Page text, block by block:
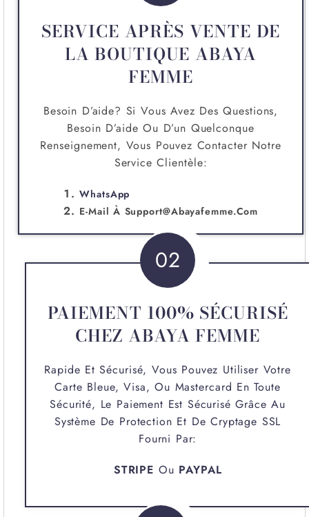
SERVICE APRÈS VENTE DE
LA BOUTIQUE ABAYA
FEMME
Besoin D’aide? Si Vous Avez Des Questions,
Besoin D’aide Ou D’un Quelconque
Renseignement, Vous Pouvez Contacter Notre
Service Clientèle:
WhatsApp
E-Mail À Support@abayafemme.com
02
PAIEMENT 100% SÉCURISÉ
CHEZ ABAYA FEMME
Rapide Et Sécurisé, Vous Pouvez Utiliser Votre
Carte Bleue, Visa, Ou Mastercard En Toute
Sécurité, Le Paiement Est Sécurisé Grâce Au
Système De Protection Et De Cryptage SSL
Fourni Par:
STRIPE Ou PAYPAL